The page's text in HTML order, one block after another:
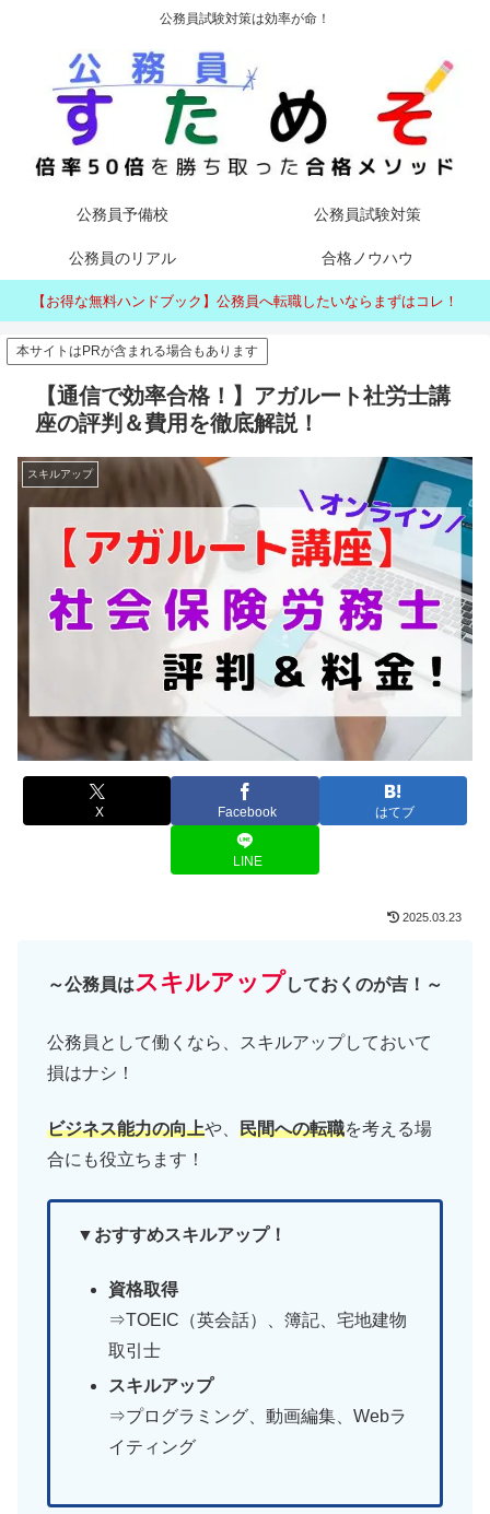
公務員試験対策は効率が命！
公務員予備校 公務員試験対策
公務員のリアル 合格ノウハウ
【お得な無料ハンドブック】公務員へ転職したいならまずはコレ！
本サイトはPRが含まれる場合もあります
【通信で効率合格！】アガルート社労士講
座の評判＆費用を徹底解説！
スキルアップ
X Facebook はてブ
LINE
2025.03.23
～公務員はスキルアップしておくのが吉！～
公務員として働くなら、スキルアップしておいて
損はナシ！
ビジネス能力の向上や、 民間への転職を考える場
合にも役立ちます！
▼おすすめスキルアップ！
資格取得
⇒TOEIC（英会話）、簿記、宅地建物
取引士
スキルアップ
⇒プログラミング、動画編集、Webラ
イティング